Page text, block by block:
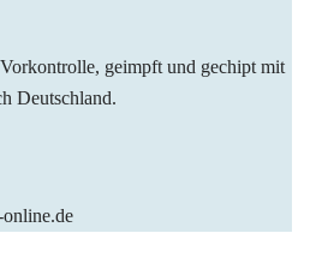
geimpft und gechipt mit
Deutschland.